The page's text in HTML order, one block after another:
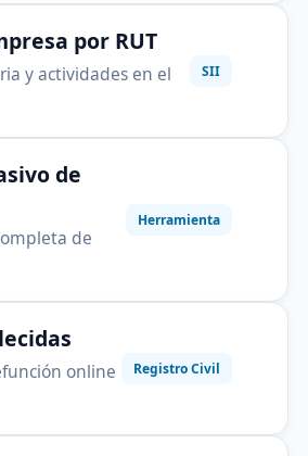
por RUT
y actividades en el
SII
de
de
Herramienta
online
Registro Civil